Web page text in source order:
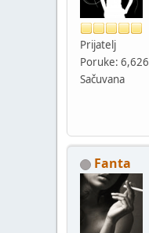
Prijatelj
Poruke: 6,626
Sačuvana
Fanta